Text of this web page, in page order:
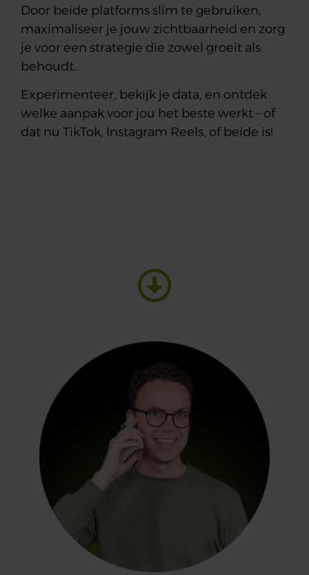
Door beide platforms slim te gebruiken,
maximaliseer je jouw zichtbaarheid en zorg
je voor een strategie die zowel groeit als
behoudt.
Experimenteer, bekijk je data, en ontdek
welke aanpak voor jou het beste werkt – of
dat nu TikTok, Instagram Reels, of beide is!